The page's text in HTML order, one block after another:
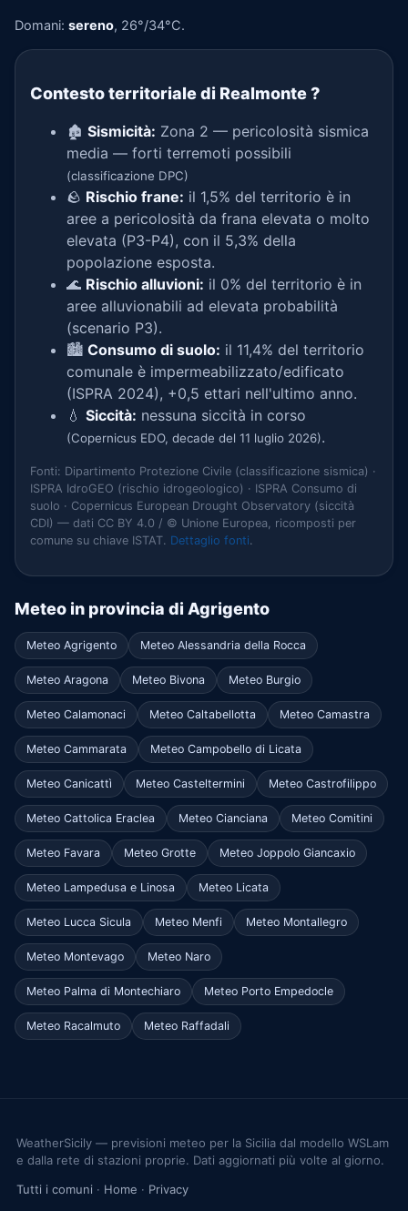
Domani: sereno, 26°/34°C.
Contesto territoriale di Realmonte?
🏚️ Sismicità: Zona 2 — pericolosità sismica
media — forti terremoti possibili
(classificazione DPC)
🪨 Rischio frane: il 1,5% del territorio è in
aree a pericolosità da frana elevata o molto
elevata (P3-P4), con il 5,3% della
popolazione esposta.
🌊 Rischio alluvioni: il 0% del territorio è in
aree alluvionabili ad elevata probabilità
(scenario P3).
🏙️ Consumo di suolo: il 11,4% del territorio
comunale è impermeabilizzato/edificato
(ISPRA 2024), +0,5 ettari nell'ultimo anno.
💧 Siccità: nessuna siccità in corso
(Copernicus EDO, decade del 11 luglio 2026).
Fonti: Dipartimento Protezione Civile (classificazione sismica) ·
ISPRA IdroGEO (rischio idrogeologico) · ISPRA Consumo di
suolo · Copernicus European Drought Observatory (siccità
CDI) — dati CC BY 4.0 / © Unione Europea, ricomposti per
comune su chiave ISTAT. Dettaglio fonti.
Meteo in provincia di Agrigento
Meteo Agrigento Meteo Alessandria della Rocca
Meteo Aragona Meteo Bivona Meteo Burgio
Meteo Calamonaci Meteo Caltabellotta Meteo Camastra
Meteo Cammarata Meteo Campobello di Licata
Meteo Canicattì Meteo Casteltermini Meteo Castrofilippo
Meteo Cattolica Eraclea Meteo Cianciana Meteo Comitini
Meteo Favara Meteo Grotte Meteo Joppolo Giancaxio
Meteo Lampedusa e Linosa Meteo Licata
Meteo Lucca Sicula Meteo Menfi Meteo Montallegro
Meteo Montevago Meteo Naro
Meteo Palma di Montechiaro Meteo Porto Empedocle
Meteo Racalmuto Meteo Raffadali
WeatherSicily — previsioni meteo per la Sicilia dal modello WSLam
e dalla rete di stazioni proprie. Dati aggiornati più volte al giorno.
Tutti i comuni · Home · Privacy